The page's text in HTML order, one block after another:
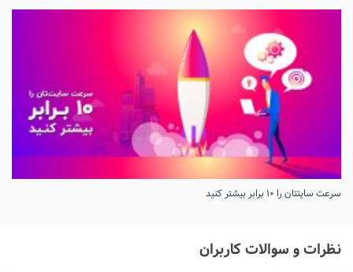
سرعت سایتتان را ۱۰ برابر بیشتر کنید
نظرات و سوالات کاربران